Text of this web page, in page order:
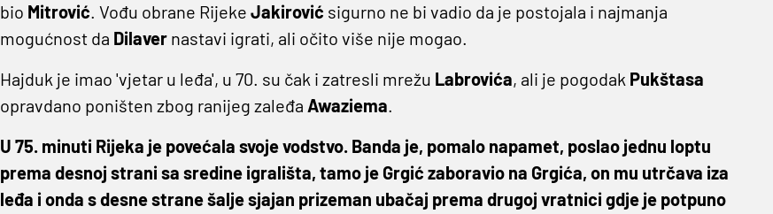
bio Mitrović. Vođu obrane Rijeke Jakirović sigurno ne bi vadio da je postojala i najmanja
mogućnost da Dilaver nastavi igrati, ali očito više nije mogao.
Hajduk je imao 'vjetar u leđa', u 70. su čak i zatresli mrežu Labrovića, ali je pogodak Pukštasa
opravdano poništen zbog ranijeg zaleđa Awaziema.
U 75. minuti Rijeka je povećala svoje vodstvo. Banda je, pomalo napamet, poslao jednu loptu
prema desnoj strani sa sredine igrališta, tamo je Grgić zaboravio na Grgića, on mu utrčava iza
leđa i onda s desne strane šalje sjajan prizeman ubačaj prema drugoj vratnici gdje je potpuno